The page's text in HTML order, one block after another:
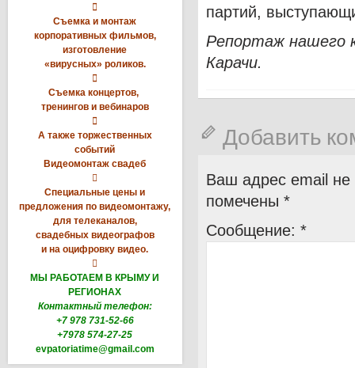

Съемка и монтаж
корпоративных фильмов,
изготовление
«вирусных» роликов.

Съемка концертов,
тренингов и вебинаров

А также торжественных
событий
Видеомонтаж свадеб

Специальные цены и
предложения по видеомонтажу,
для телеканалов,
свадебных видеографов
и на оцифровку видео.

МЫ РАБОТАЕМ В КРЫМУ И
РЕГИОНАХ
Контактный телефон:
+7 978 731-52-66
+7978 574-27-25
evpatoriatime@gmail.com
партий,
Репортаж нашего
Карачи.
Добавить
Ваш адрес email не
помечены *
Сообщение: *